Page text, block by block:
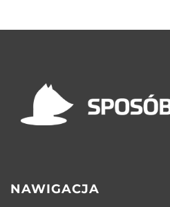
NAWIGACJA